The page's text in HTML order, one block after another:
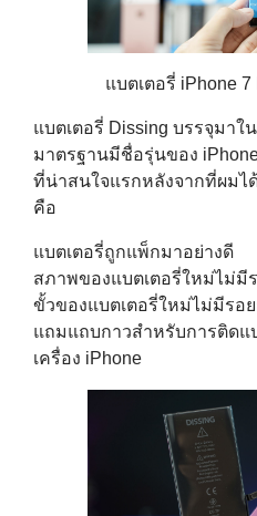
แบตเตอรี่ iPhone
แบตเตอรี่ Dissing บรรจุมาใ
มาตรฐานมีชื่อรุ่นของ
ที่น่าสนใจแรกหลังจากที่ผม
คือ
แบตเตอรี่ถูกแพ็กมาอย่างดี
สภาพของแบตเตอรี่ใหม่ไม่มี
ขั้วของแบตเตอรี่ใหม่ไม่มีรอ
แถมแถบกาวสำหรับการติดแ
เครื่อง iPhone